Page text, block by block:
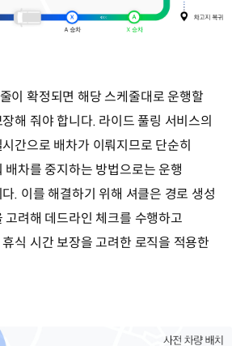
이 확정되면 해당 스케줄대로 운행할
해 줘야 합니다. 라이드 풀링 서비스의
간으로 배차가 이뤄지므로 단순히
배차를 중지하는 방법으로는 운행
. 이를 해결하기 위해 셔클은 경로 생성
고려해 데드라인 체크를 수행하고
식 시간 보장을 고려한 로직을 적용한